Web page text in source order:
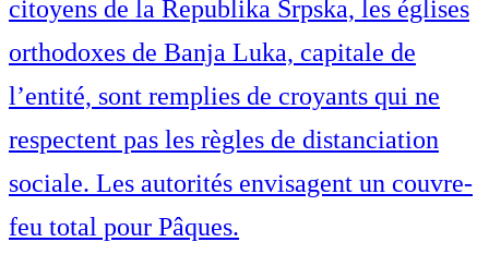
citoyens de la Republika Srpska, les églises
orthodoxes de Banja Luka, capitale de
l’entité, sont remplies de croyants qui ne
respectent pas les règles de distanciation
sociale. Les autorités envisagent un couvre-
feu total pour Pâques.